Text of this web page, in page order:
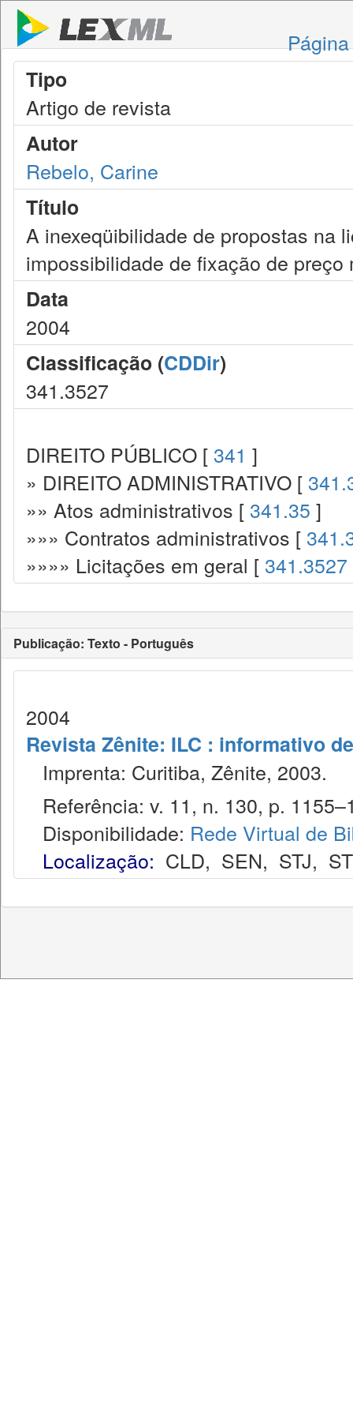
Tipo
Artigo de revista
Autor
Rebelo, Carine
Título
A inexeqüibilidade de propostas na
impossibilidade de fixação de preço
Data
2004
Classificação (CDDir)
341.3527
DIREITO PÚBLICO [ 341 ]
» DIREITO ADMINISTRATIVO [
»» Atos administrativos [ 341.35 ]
»»» Contratos administrativos [
»»»» Licitações em geral [ 341.3527
Publicação: Texto - Português
2004
Revista Zênite: ILC : informativo
Imprenta: Curitiba, Zênite, 2003.
Referência: v. 11, n. 130, p.
Disponibilidade: Rede Virtual de
Localização: CLD, SEN, STJ,